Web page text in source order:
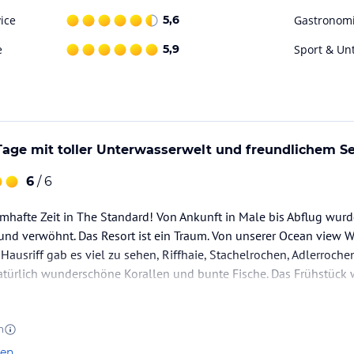
Sie viel Platz für Zweisamkeit und auch viel
Tagesbett, ein teilweise offenes Badezimmer
sehen können, was darunter vor sich geht.
Meerblick und unserem Hausriff.
die dieses Atoll ihr Zuhause nennen. Diese
mit Theke und Esstisch. Private
oder wer auch immer sie
die eine private Umgebung suchen, in
5,6
5,9 Sport &
mit toller Unterwasserwelt und freundlichem
6 / 6
Zeit in The Standard! Von Ankunft in Male bis Abflug
verwöhnt. Das Resort ist ein Traum. Von unserer Ocean view
gab es viel zu sehen, Riffhaie, Stachelrochen,
wunderschöne Korallen und bunte Fische. Das Frühstück